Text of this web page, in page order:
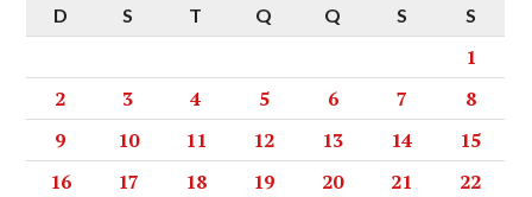
D
S T Q Q S S
1
2
3 4 5 6 7
8
9
10 11 12 13 14
15
16
17 18 19 20 21
22